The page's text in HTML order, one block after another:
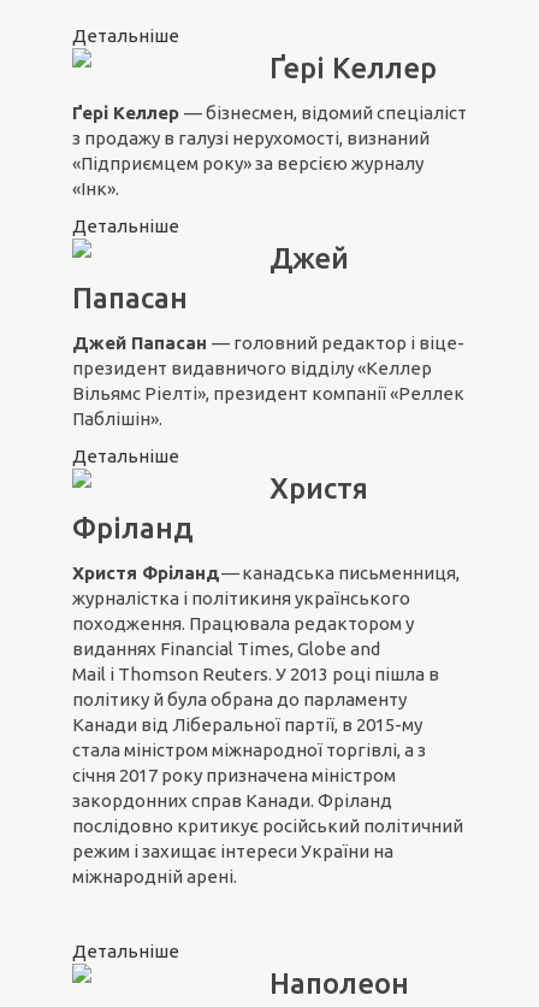
Детальніше
Ґері Келлер
Ґері Келлер — бізнесмен, відомий спеціаліст
з продажу в галузі нерухомості, визнаний
«Підприємцем року» за версією журналу
«Інк».
Детальніше
Джей
Папасан
Джей Папасан — головний редактор і віце-
президент видавничого відділу «Келлер
Вільямс Ріелті», президент компанії «Реллек
Паблішін».
Детальніше
Христя
Фріланд
Христя Фріланд—канадська письменниця,
журналістка і політикиня українського
походження. Працювала редактором у
виданнях Financial Times, Globe and
Mail і Thomson Reuters. У 2013 році пішла в
політику й була обрана до парламенту
Канади від Ліберальної партії, в 2015-му
стала міністром міжнародної торгівлі, а з
січня 2017 року призначена міністром
закордонних справ Канади. Фріланд
послідовно критикує російський політичний
режим і захищає інтереси України на
міжнародній арені.
Детальніше
Наполеон